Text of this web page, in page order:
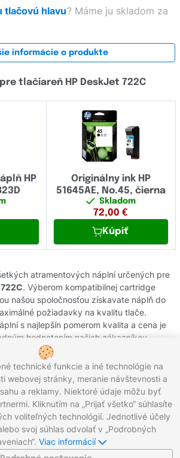
tlačovú hlavu? Máme ju skladom za
informácie o produkte
tlačiareň HP DeskJet 722C
HP
Originálny ink HP
51645AE, No.45, čierna
Skladom
72,00 €
Kúpiť
atramentových náplní určených pre
. Výberom kompatibilnej cartridge
našou spoločnosťou získavate náplň do
požiadavky na kvalitu tlače.
s najlepšín pomerom kvalita a cena je
hodnotením našich zákazníkov.
cartridge od výrobcov
s garanciou pôvodu. Potrebujete
do Vašej tlačiarne, kontaktujte náš
Vám radi pomôžeme.
000 012 Pracovné dni 8:00 - 16:30
©2026 gigaprint.sk
technické funkcie a iné technológie na
webovej stránky, meranie návštevnosti a
a reklamy. Niektoré údaje môžu byť
Kliknutím na „Prijať všetko“ súhlasíte
voliteľných technológií. Jednotlivé účely
svoj súhlas odvolať v „Podrobných
Viac informácií